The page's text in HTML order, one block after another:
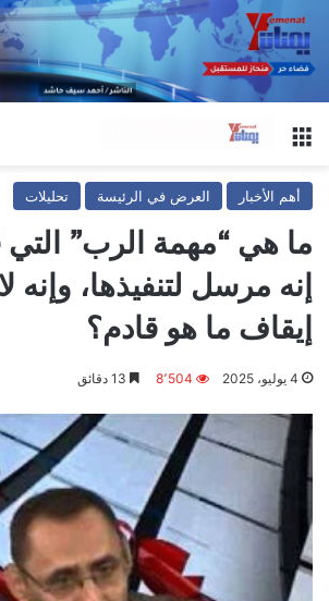
القائمة
أهم الأخبار العرض في الرئيسة تحليلات
ما هي “مهمة الرب”
إنه مرسل لتنفيذها، وإنه
إيقاف ما هو قادم؟
4 يوليو، 2025 8٬504